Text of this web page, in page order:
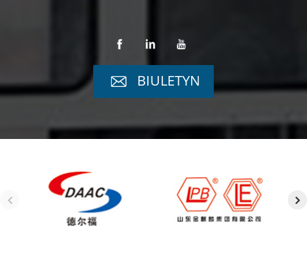
BIULETYN